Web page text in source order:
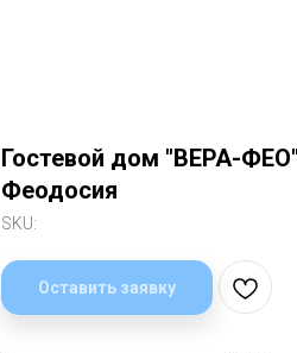
Гостевой дом "ВЕРА-
Феодосия
SKU:
Оставить заявку